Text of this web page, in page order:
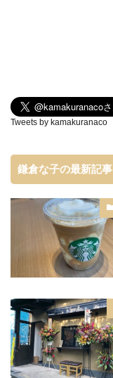
Tweets by kamakuranaco
鎌倉な子の最新記事